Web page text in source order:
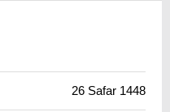
26 Safar 1448